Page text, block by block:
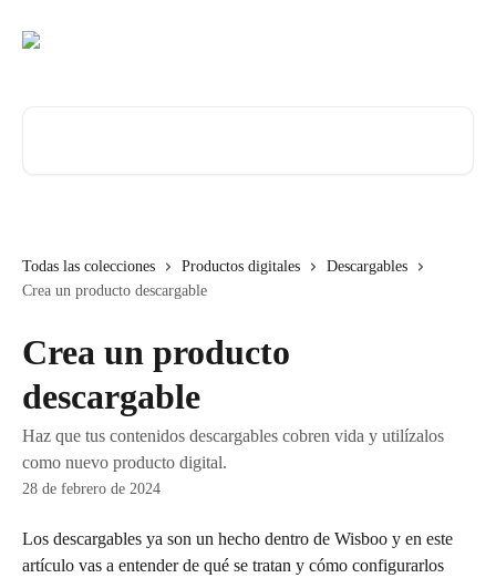
Todas las colecciones Productos digitales
Descargables
Crea un producto descargable
Crea un producto
descargable
Haz que tus contenidos descargables cobren vida y utilízalos
como nuevo producto digital.
28 de febrero de 2024
Los descargables ya son un hecho dentro de Wisboo y en este
artículo vas a entender de qué se tratan y cómo configurarlos